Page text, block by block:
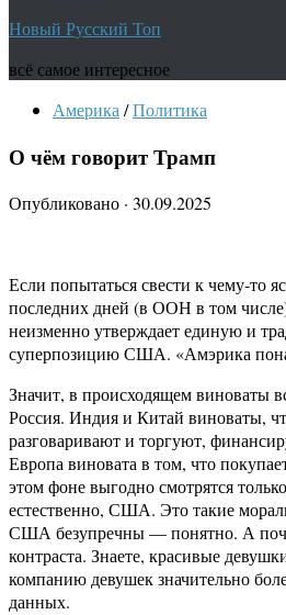
Новый Русский Топ
всё самое интересное
Америка /Политика
О чём говорит Трамп
Опубликовано · 30.09.2025
Если попытаться свести к чему-то
последних дней (в ООН в том
неизменно утверждает единую и
суперпозицию США. «Амэрика
Значит, в происходящем виноваты
Россия. Индия и Китай виноваты,
разговаривают и торгуют,
Европа виновата в том, что
этом фоне выгодно смотрятся
естественно, США. Это такие
США безупречны — понятно. А
контраста. Знаете, красивые
компанию девушек значительно
данных.